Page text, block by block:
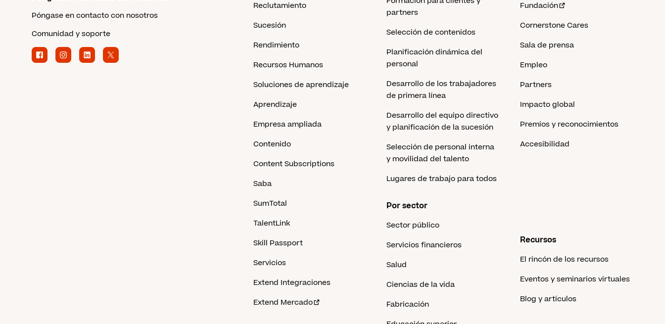
Póngase en contacto con nosotros
Comunidad y soporte
Reclutamiento
Sucesión
Rendimiento
Recursos Humanos
Soluciones de aprendizaje
Aprendizaje
Empresa ampliada
Contenido
Content Subscriptions
Saba
SumTotal
TalentLink
Skill Passport
Servicios
Extend Integraciones
Extend Mercado
partners
Selección de contenidos
Planificación dinámica del
personal
Desarrollo de los trabajadores
de primera línea
Desarrollo del equipo directivo
y planificación de la sucesión
Selección de personal interna
y movilidad del talento
Lugares de trabajo para todos
Por sector
Sector público
Servicios financieros
Salud
Ciencias de la vida
Fabricación
Fundación
Cornerstone Cares
Sala de prensa
Empleo
Partners
Impacto global
Premios y reconocimientos
Accesibilidad
Recursos
El rincón de los recursos
Eventos y seminarios virtuales
Blog y artículos